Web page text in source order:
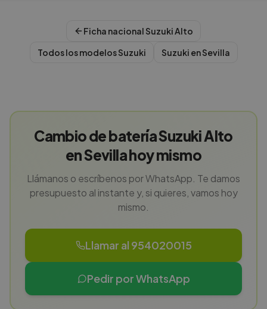
Ficha nacionalSuzukiAlto
Todos los modelosSuzuki Suzuki enSevilla
Cambio de batería Suzuki Alto
en Sevilla hoy mismo
Llámanos o escríbenos por WhatsApp. Te damos
presupuesto al instante y, si quieres, vamos hoy
mismo.
Llamar al 954020015
Pedir por WhatsApp